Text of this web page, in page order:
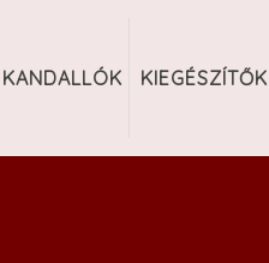
KANDALLÓK KIEGÉSZÍTŐK